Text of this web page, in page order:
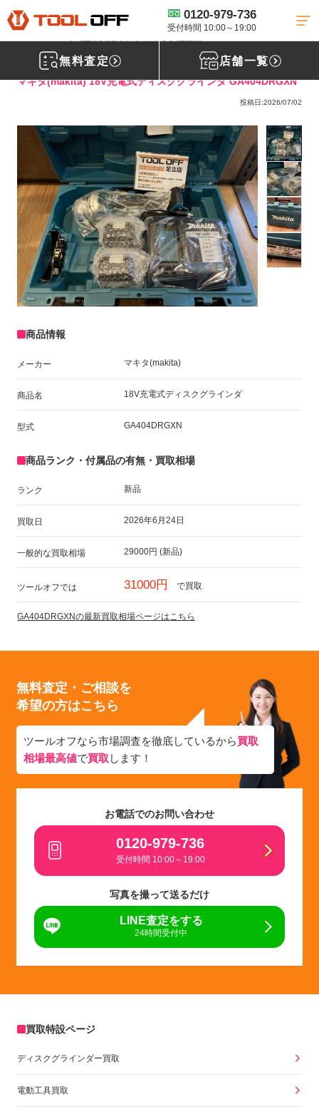
0120-979-736
受付時間 10:00～19:00
無料査定 店舗一覧
工具買取TOP ディスクグラインダー買取
マキタ-ディスクグラインダー
買取
【買取実績】makita マキタ 18V充電式ディスクグラインダ
マキタ(makita) 18V充電式ディスクグラインダ GA404DRGXN
投稿日:2026/07/02
商品情報
メーカー マキタ(makita)
商品名 18V充電式ディスクグラインダ
型式 GA404DRGXN
商品ランク・付属品の有無・買取相場
ランク 新品
買取日 2026年6月24日
一般的な買取相場 29000円 (新品)
ツールオフでは 31000円 で買取
GA404DRGXNの最新買取相場ページはこちら
無料査定・ご相談を
希望の方はこちら
ツールオフなら市場調査を徹底しているから買取
相場最高値で買取 します！
お電話でのお問い合わせ
0120-979-736
受付時間 10:00～19:00
写真を撮って送るだけ
LINE査定をする
24時間受付中
買取特設ページ
ディスクグラインダー買取
電動工具買取